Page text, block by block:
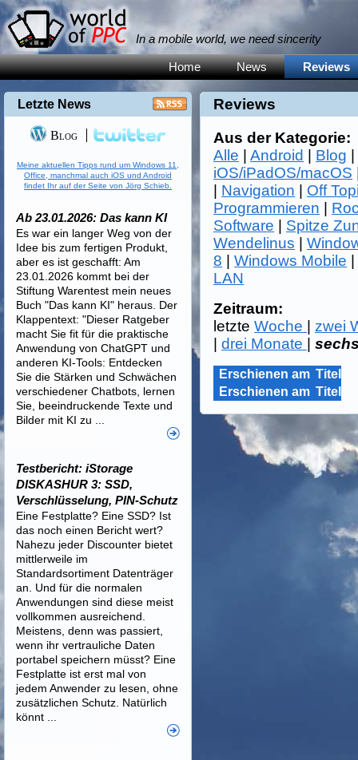
In a mobile world, we need sincerity
Home News Reviews
Reviews
Aus der Kategorie:
Alle |Android Blog
iOS/iPadOS/macOS
Navigation
Off
Programmieren
Software
Spitze
Wendelinus |
8 |Windows Mobile
LAN
Zeitraum:
letzteWoche
zwei
|drei Monate |
Erschienen am Titel
Erschienen am Titel
Letzte News
Blog
Meine aktuellen Tipps rund um Windows 11,
Office, manchmal auch iOS und Android
findet Ihr auf der Seite von Jörg Schieb.
Ab 23.01.2026: Das kann KI
Es war ein langer Weg von der
Idee bis zum fertigen Produkt,
aber es ist geschafft: Am
23.01.2026 kommt bei der
Stiftung Warentest mein neues
Buch "Das kann KI" heraus. Der
Klappentext: "Dieser Ratgeber
macht Sie fit für die praktische
Anwendung von ChatGPT und
anderen KI-Tools: Entdecken
Sie die Stärken und Schwächen
verschiedener Chatbots, lernen
Sie, beeindruckende Texte und
Bilder mit KI zu ...
Testbericht: iStorage
DISKASHUR 3: SSD,
Verschlüsselung, PIN-Schutz
Eine Festplatte? Eine SSD? Ist
das noch einen Bericht wert?
Nahezu jeder Discounter bietet
mittlerweile im
Standardsortiment Datenträger
an. Und für die normalen
Anwendungen sind diese meist
vollkommen ausreichend.
Meistens, denn was passiert,
wenn ihr vertrauliche Daten
portabel speichern müsst? Eine
Festplatte ist erst mal von
jedem Anwender zu lesen, ohne
zusätzlichen Schutz. Natürlich
könnt ...